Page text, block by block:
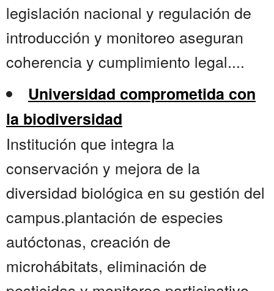
legislación nacional y regulación de
introducción y monitoreo aseguran
coherencia y cumplimiento legal....
Universidad comprometida con
la biodiversidad
Institución que integra la
conservación y mejora de la
diversidad biológica en su gestión del
campus.plantación de especies
autóctonas, creación de
microhábitats, eliminación de